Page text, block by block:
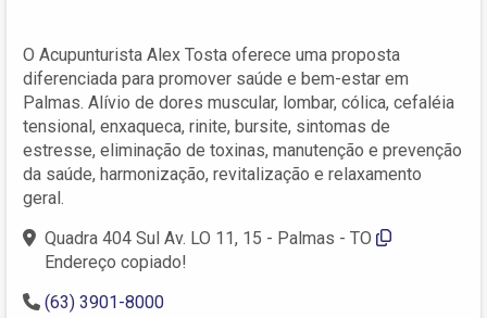
O Acupunturista Alex Tosta oferece uma proposta
diferenciada para promover saúde e bem-estar em
Palmas. Alívio de dores muscular, lombar, cólica, cefaléia
tensional, enxaqueca, rinite, bursite, sintomas de
estresse, eliminação de toxinas, manutenção e prevenção
da saúde, harmonização, revitalização e relaxamento
geral.
Quadra 404 Sul Av. LO 11, 15 - Palmas - TO
Endereço copiado!
(63) 3901-8000